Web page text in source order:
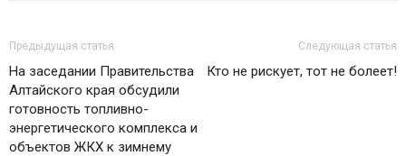
Предыдущая статья
На заседании Правительства
Алтайского края обсудили
готовность топливно-
энергетического комплекса и
объектов ЖКХ к зимнему
Следующая статья
Кто не рискует, тот не болеет!